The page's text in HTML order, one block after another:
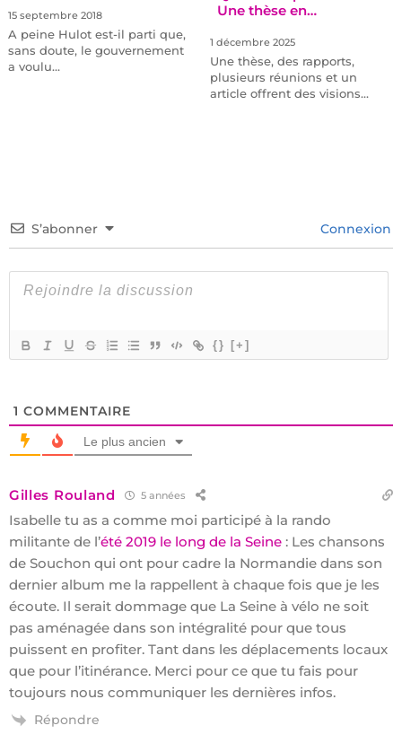
15 septembre 2018
A peine Hulot est-il parti que,
sans doute, le gouvernement
a voulu…
Une thèse en…
1 décembre 2025
Une thèse, des rapports,
plusieurs réunions et un
article offrent des visions…
S’abonner Connexion
{} [+]
1 COMMENTAIRE
Le plus ancien
Gilles Rouland 5 années
Isabelle tu as a comme moi participé à la rando
militante de l’été 2019 le long de la Seine: Les chansons
de Souchon qui ont pour cadre la Normandie dans son
dernier album me la rappellent à chaque fois que je les
écoute. Il serait dommage que La Seine à vélo ne soit
pas aménagée dans son intégralité pour que tous
puissent en profiter. Tant dans les déplacements locaux
que pour l’itinérance. Merci pour ce que tu fais pour
toujours nous communiquer les dernières infos.
Répondre